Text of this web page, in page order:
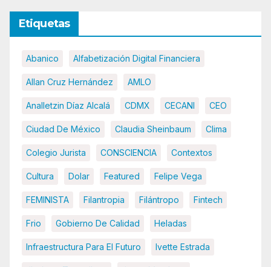
Etiquetas
Abanico Alfabetización Digital Financiera
Allan Cruz Hernández AMLO
Analletzin Díaz Alcalá CDMX CECANI CEO
Ciudad De México Claudia Sheinbaum Clima
Colegio Jurista CONSCIENCIA Contextos
Cultura Dolar Featured Felipe Vega
FEMINISTA Filantropia Filántropo Fintech
Frio Gobierno De Calidad Heladas
Infraestructura Para El Futuro Ivette Estrada